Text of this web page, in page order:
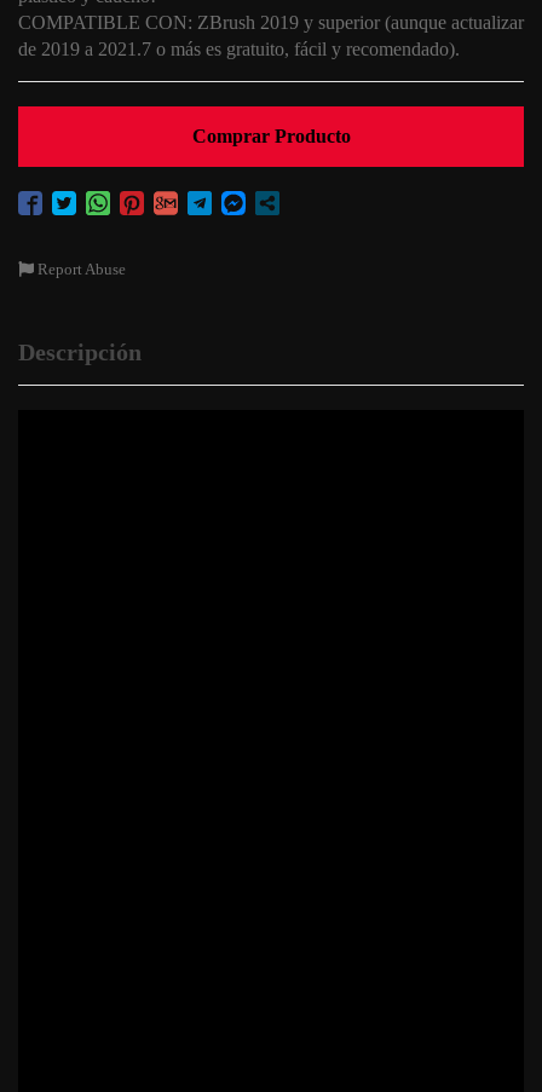
COMPATIBLE CON: ZBrush 2019 y superior (aunque actualizar
de 2019 a 2021.7 o más es gratuito, fácil y recomendado).
Comprar Producto
Report Abuse
Descripción